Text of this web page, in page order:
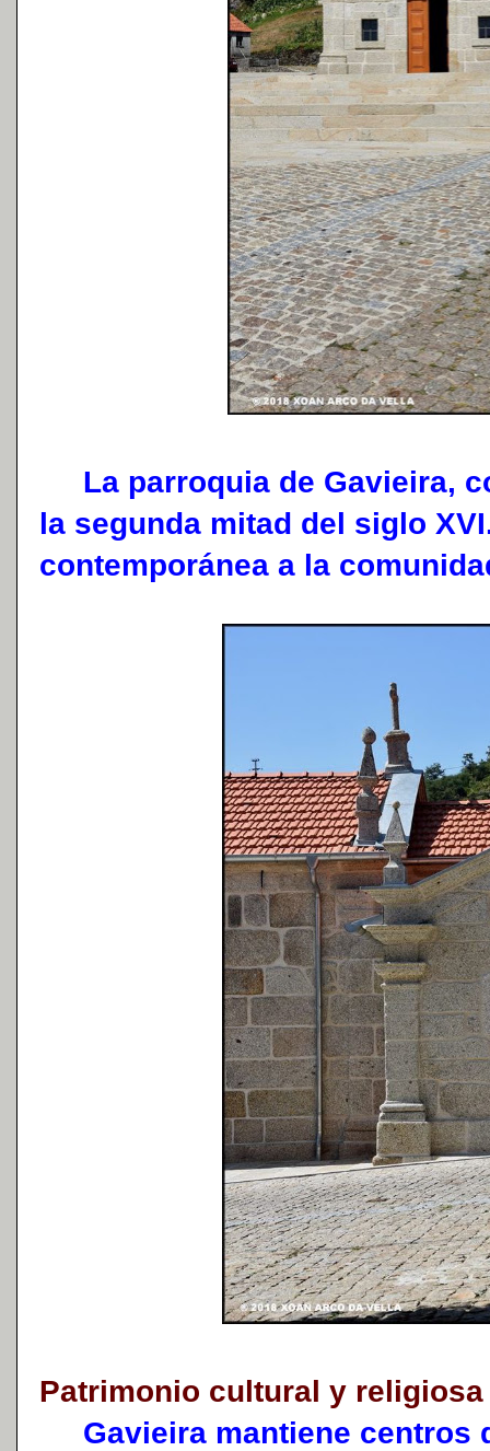
La parroquia de Gavieira,
la segunda mitad del siglo
contemporánea a la
Patrimonio cultural y religiosa
Gavieira mantiene centros